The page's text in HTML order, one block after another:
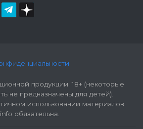
продукции: 18+ (некоторые
не предназначены для детей).
использовании материалов
обязательна.